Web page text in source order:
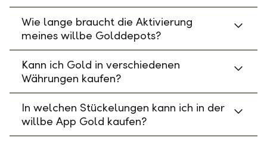
Wie lange braucht die Aktivierung
meines willbe Golddepots?
Kann ich Gold in verschiedenen
Währungen kaufen?
In welchen Stückelungen kann ich in der
willbe App Gold kaufen?